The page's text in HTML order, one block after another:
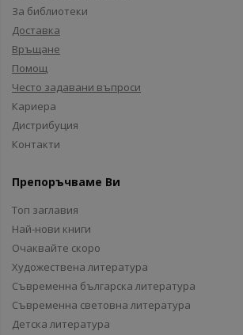
За библиотеки
Доставка
Връщане
Помощ
Често задавани въпроси
Кариера
Дистрибуция
Контакти
Препоръчваме Ви
Топ заглавия
Най-нови книги
Очаквайте скоро
Художествена литература
Съвременна българска литература
Съвременна световна литература
Детска литература